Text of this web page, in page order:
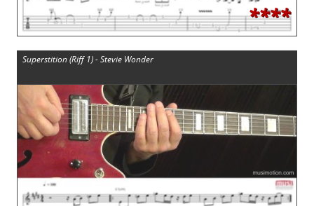
****
Superstition (Riff 1) - Stevie Wonder